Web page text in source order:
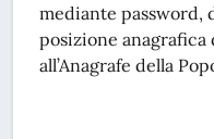
mediante password,
posizione
all’Anagrafe della